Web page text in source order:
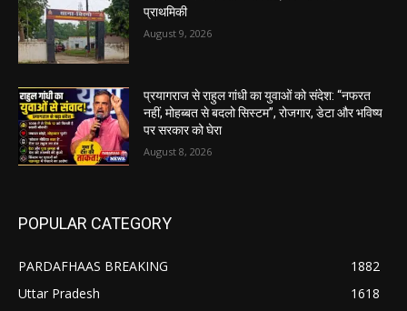
प्राथमिकी
August 9, 2026
प्रयागराज से राहुल गांधी का युवाओं को संदेश: “नफरत
नहीं, मोहब्बत से बदलो सिस्टम”, रोजगार, डेटा और भविष्य
पर सरकार को घेरा
August 8, 2026
POPULAR CATEGORY
PARDAFHAAS BREAKING
1882
Uttar Pradesh
1618